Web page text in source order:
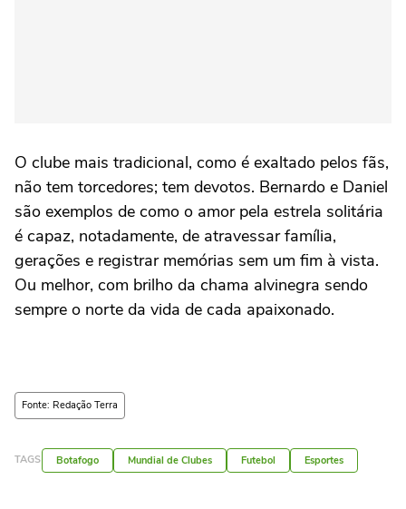
O clube mais tradicional, como é exaltado pelos fãs,
não tem torcedores; tem devotos. Bernardo e Daniel
são exemplos de como o amor pela estrela solitária
é capaz, notadamente, de atravessar família,
gerações e registrar memórias sem um fim à vista.
Ou melhor, com brilho da chama alvinegra sendo
sempre o norte da vida de cada apaixonado.
Fonte: Redação Terra
TAGS Botafogo Mundial de Clubes Futebol Esportes